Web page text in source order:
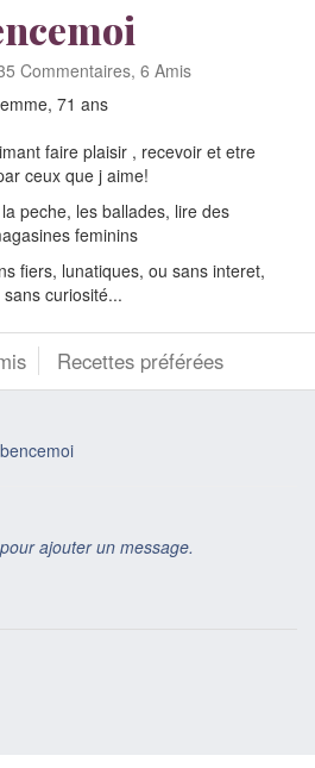
Commentaires, 6 Amis
71 ans
faire plaisir , recevoir et etre
ceux que j aime!
peche, les ballades, lire des
feminins
fiers, lunatiques, ou sans interet,
sans curiosité...
Recettes préférées
ajouter un message.